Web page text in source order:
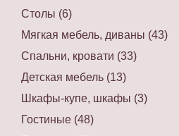
Столы (6)
Мягкая мебель, диваны (43)
Спальни, кровати (33)
Детская мебель (13)
Шкафы-купе, шкафы (3)
Гостиные (48)